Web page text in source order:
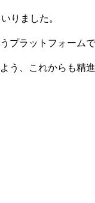
りました。
プラットフォーム
う、これからも精進